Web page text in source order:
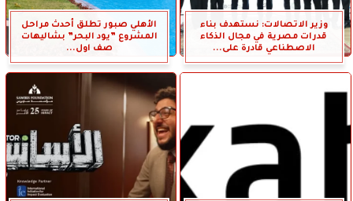
وزير الاتصالات: نستهدف بناء
قدرات مصرية في مجال الذكاء
الاصطناعي قادرة على...
الأهلي صبور تطلق أحدث مراحل
المشروع ”يود البحر” بشاليهات
صف اول...